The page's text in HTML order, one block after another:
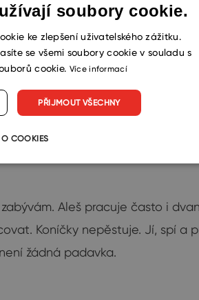
Aleš pracuje často i
Koníčky nepěstuje. Jí, spí a
žádná padavka.
soubory cookie.
ke zlepšení uživatelského zážitku.
se všemi soubory cookie v souladu s
cookie. Více informací
PŘIJMOUT VŠECHNY
COOKIES